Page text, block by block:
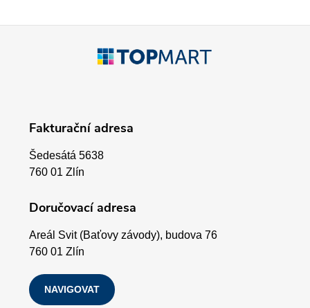
Fakturační adresa
Šedesátá 5638
760 01 Zlín
Doručovací adresa
Areál Svit (Baťovy závody), budova 76
760 01 Zlín
NAVIGOVAT